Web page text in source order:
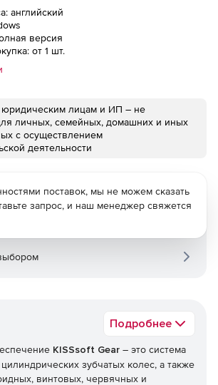
английский
версия
от 1 шт.
юридическим лицам и ИП – не
личных, семейных, домашних и иных
с осуществлением
деятельности
Подробнее
KISSsoft Gear – это система
зубчатых колес, а также
винтовых, червячных и
поставок, мы не можем сказать
запрос, и наш менеджер свяжется